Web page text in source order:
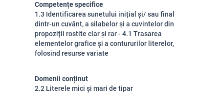
Competențe specifice
1.3 Identificarea sunetului inițial și/ sau final
dintr-un cuvânt, a silabelor și a cuvintelor din
propoziții rostite clar și rar - 4.1 Trasarea
elementelor grafice și a contururilor literelor,
folosind resurse variate
Domenii conținut
2.2 Literele mici și mari de tipar